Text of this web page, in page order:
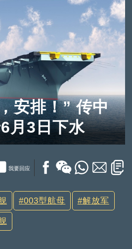
安排！” 传中
月3日下水
我要回应
003型航母 解放军